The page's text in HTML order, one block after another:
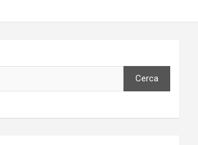
Cerca